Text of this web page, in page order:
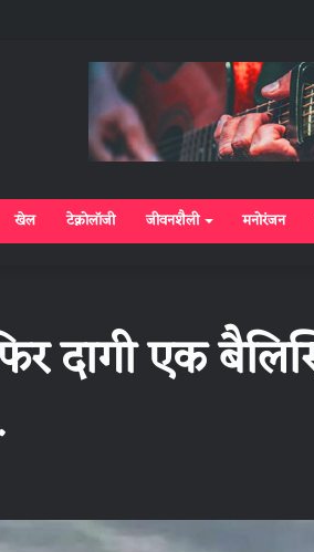
खेल टेक्नोलॉजी जीवनशैली मनोरंजन
दागी एक